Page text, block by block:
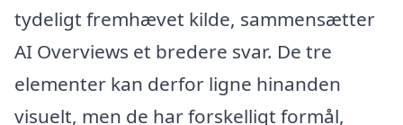
tydeligt fremhævet kilde, sammensætter
AI Overviews et bredere svar. De tre
elementer kan derfor ligne hinanden
visuelt, men de har forskelligt formål,